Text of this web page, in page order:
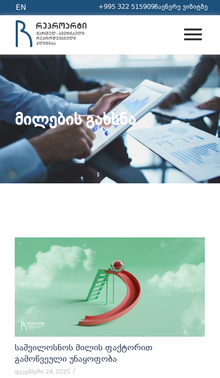
EN +995 322 515909ჩაეწერე ვიზიტზე
ᲛᲘᲚᲔᲑᲘᲡ ᲒᲐᲮᲡᲜᲐ
ᲡᲐᲨᲕᲘᲚᲝᲡᲜᲝᲡ ᲛᲘᲚᲘᲡ ᲤᲐᲥᲢᲝᲠᲘᲗ
ᲒᲐᲛᲝᲬᲕᲔᲣᲚᲘ ᲣᲜᲐᲧᲝᲤᲝᲑᲐ
დეკემბერი 24, 2020 /